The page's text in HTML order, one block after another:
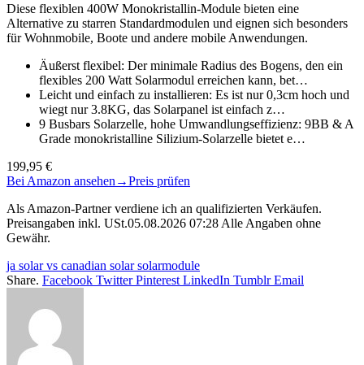
Diese flexiblen 400W Monokristallin-Module bieten eine
Alternative zu starren Standardmodulen und eignen sich besonders
für Wohnmobile, Boote und andere mobile Anwendungen.
Äußerst flexibel: Der minimale Radius des Bogens, den ein
flexibles 200 Watt Solarmodul erreichen kann, bet…
Leicht und einfach zu installieren: Es ist nur 0,3cm hoch und
wiegt nur 3.8KG, das Solarpanel ist einfach z…
9 Busbars Solarzelle, hohe Umwandlungseffizienz: 9BB & A
Grade monokristalline Silizium-Solarzelle bietet e…
199,95 €
Bei Amazon ansehen →Preis prüfen
Als Amazon-Partner verdiene ich an qualifizierten Verkäufen.
Preisangaben inkl. USt.05.08.2026 07:28 Alle Angaben ohne
Gewähr.
ja solar vs canadian solar solarmodule
Share. Facebook Twitter Pinterest LinkedIn Tumblr Email